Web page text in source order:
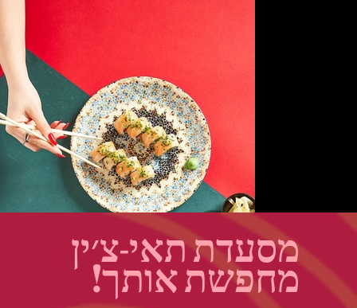
מסעדת תאי-צ׳ין
מחפשת אותך!